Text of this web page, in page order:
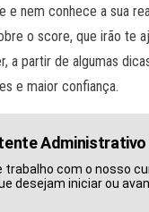
e nem conhece a sua
o score, que irão te
a partir de algumas
e maior confiança.
Administrativo
trabalho com o nosso
desejam iniciar ou